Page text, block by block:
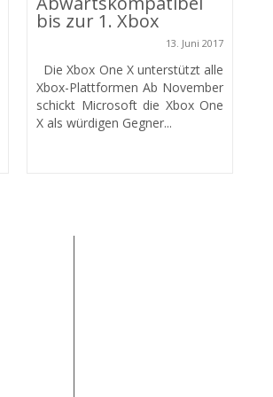
bis zur 1. Xbox
13. Juni 2017
Die Xbox One X unterstützt alle
Xbox-Plattformen Ab November
schickt Microsoft die Xbox One
X als würdigen Gegner...